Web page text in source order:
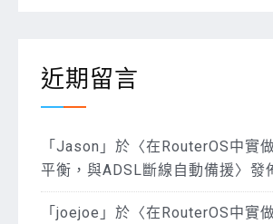
近期留言
「 Jason 」於〈在RouterOS中實
平衡，與ADSL斷線自動備援〉發
「 joejoe 」於〈在RouterOS中實